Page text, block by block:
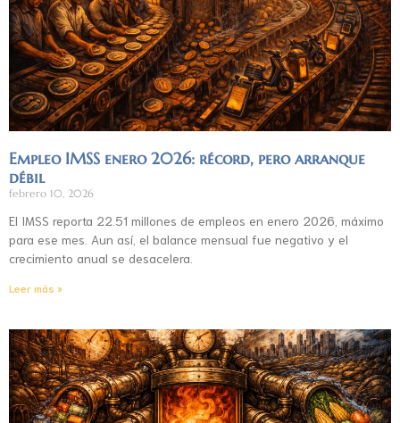
Empleo IMSS enero 2026: récord, pero arranque
débil
febrero 10, 2026
El IMSS reporta 22.51 millones de empleos en enero 2026, máximo
para ese mes. Aun así, el balance mensual fue negativo y el
crecimiento anual se desacelera.
Leer más »